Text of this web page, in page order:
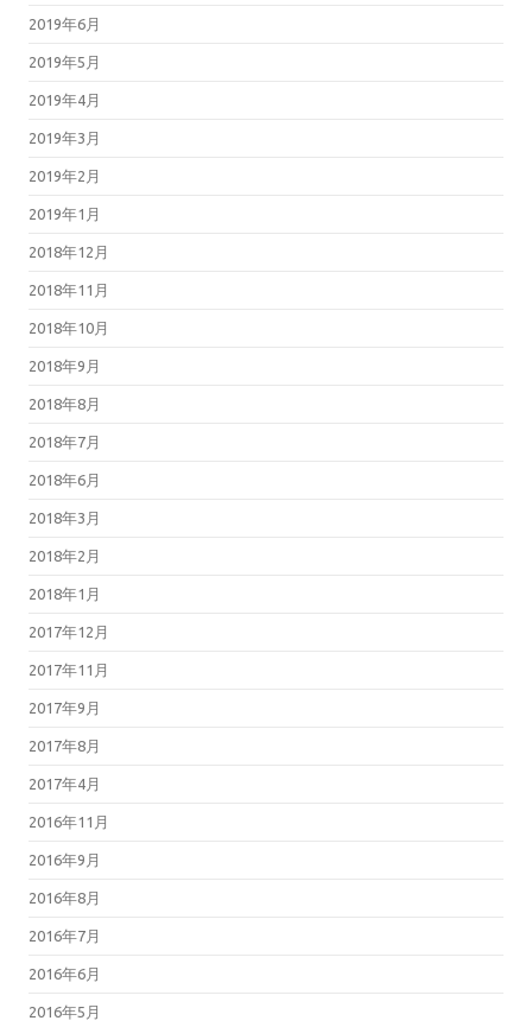
2019年6月
2019年5月
2019年4月
2019年3月
2019年2月
2019年1月
2018年12月
2018年11月
2018年10月
2018年9月
2018年8月
2018年7月
2018年6月
2018年3月
2018年2月
2018年1月
2017年12月
2017年11月
2017年9月
2017年8月
2017年4月
2016年11月
2016年9月
2016年8月
2016年7月
2016年6月
2016年5月